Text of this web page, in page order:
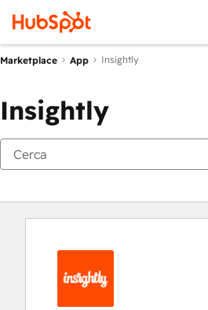
Marketplace App Insightly
Insightly